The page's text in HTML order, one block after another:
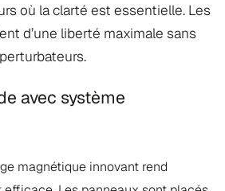
où la clarté est essentielle. Les
d’une liberté maximale sans
avec système
magnétique innovant rend